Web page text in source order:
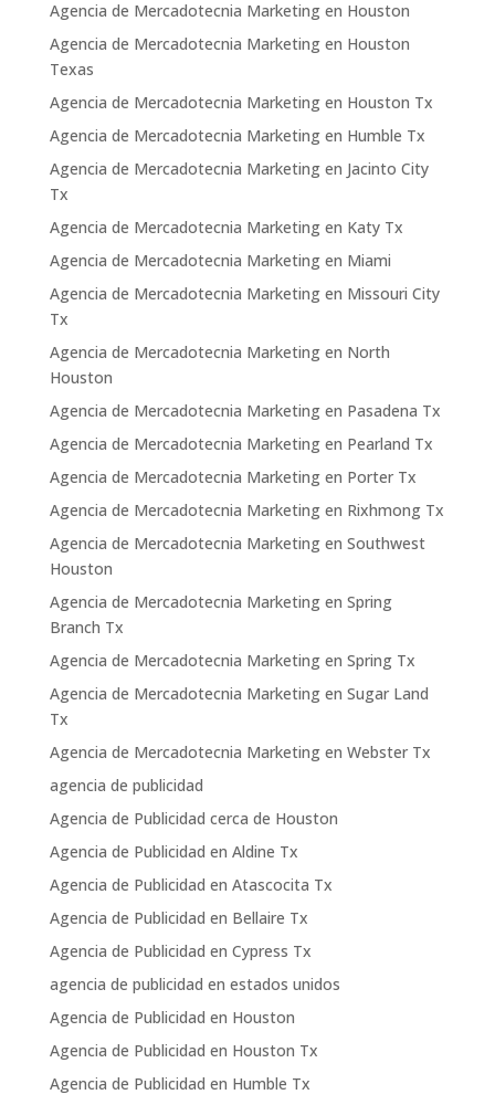
Agencia de Mercadotecnia Marketing en Houston
Agencia de Mercadotecnia Marketing en Houston
Texas
Agencia de Mercadotecnia Marketing en Houston Tx
Agencia de Mercadotecnia Marketing en Humble Tx
Agencia de Mercadotecnia Marketing en Jacinto City
Tx
Agencia de Mercadotecnia Marketing en Katy Tx
Agencia de Mercadotecnia Marketing en Miami
Agencia de Mercadotecnia Marketing en Missouri City
Tx
Agencia de Mercadotecnia Marketing en North
Houston
Agencia de Mercadotecnia Marketing en Pasadena Tx
Agencia de Mercadotecnia Marketing en Pearland Tx
Agencia de Mercadotecnia Marketing en Porter Tx
Agencia de Mercadotecnia Marketing en Rixhmong Tx
Agencia de Mercadotecnia Marketing en Southwest
Houston
Agencia de Mercadotecnia Marketing en Spring
Branch Tx
Agencia de Mercadotecnia Marketing en Spring Tx
Agencia de Mercadotecnia Marketing en Sugar Land
Tx
Agencia de Mercadotecnia Marketing en Webster Tx
agencia de publicidad
Agencia de Publicidad cerca de Houston
Agencia de Publicidad en Aldine Tx
Agencia de Publicidad en Atascocita Tx
Agencia de Publicidad en Bellaire Tx
Agencia de Publicidad en Cypress Tx
agencia de publicidad en estados unidos
Agencia de Publicidad en Houston
Agencia de Publicidad en Houston Tx
Agencia de Publicidad en Humble Tx